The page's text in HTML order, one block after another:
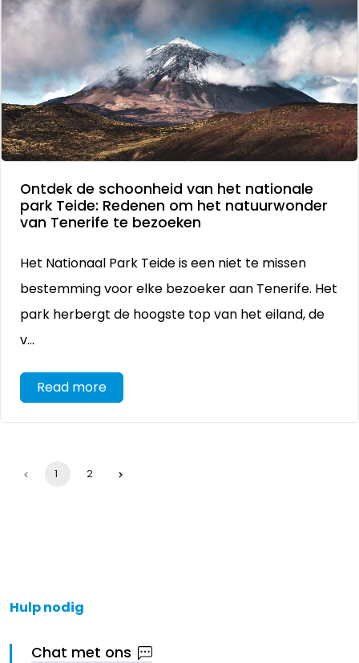
Ontdek de schoonheid van het nationale
park Teide: Redenen om het natuurwonder
van Tenerife te bezoeken
Het Nationaal Park Teide is een niet te missen
bestemming voor elke bezoeker aan Tenerife. Het
park herbergt de hoogste top van het eiland, de
v...
Read more
1 2
Hulp nodig
Chat met ons